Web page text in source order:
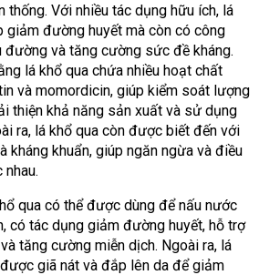
thống. Với nhiều tác dụng hữu ích, lá
giảm đường huyết mà còn có công
và tăng cường sức đề kháng.
lá khổ qua chứa nhiều hoạt chất
và momordicin, giúp kiểm soát lượng
thiện khả năng sản xuất và sử dụng
ra, lá khổ qua còn được biết đến với
kháng khuẩn, giúp ngăn ngừa và điều
qua có thể được dùng để nấu nước
có tác dụng giảm đường huyết, hỗ trợ
tăng cường miễn dịch. Ngoài ra, lá
giã nát và đắp lên da để giảm